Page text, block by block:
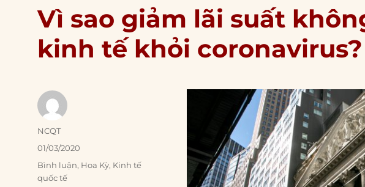
Vì sao giảm lãi suất
kinh tế khỏi coronavirus?
Author
NCQT
Posted
on
01/03/2020
Categories
Bình luận, Hoa Kỳ, Kinh tế
quốc tế